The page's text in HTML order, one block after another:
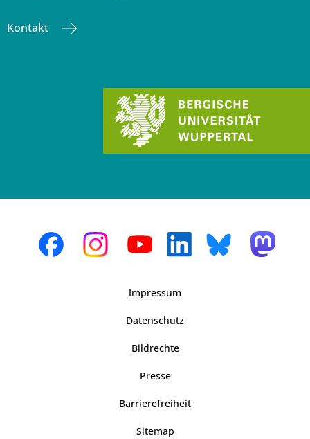
Kontakt
Impressum
Datenschutz
Bildrechte
Presse
Barrierefreiheit
Sitemap